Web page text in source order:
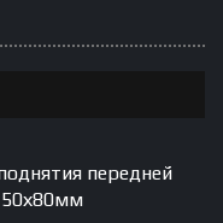
передней
50х80мм